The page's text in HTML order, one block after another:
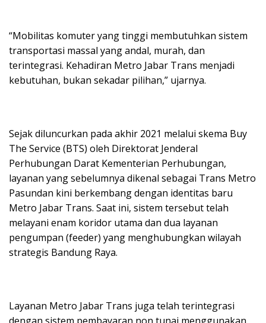
“Mobilitas komuter yang tinggi membutuhkan sistem
transportasi massal yang andal, murah, dan
terintegrasi. Kehadiran Metro Jabar Trans menjadi
kebutuhan, bukan sekadar pilihan,” ujarnya.
Sejak diluncurkan pada akhir 2021 melalui skema Buy
The Service (BTS) oleh Direktorat Jenderal
Perhubungan Darat Kementerian Perhubungan,
layanan yang sebelumnya dikenal sebagai Trans Metro
Pasundan kini berkembang dengan identitas baru
Metro Jabar Trans. Saat ini, sistem tersebut telah
melayani enam koridor utama dan dua layanan
pengumpan (feeder) yang menghubungkan wilayah
strategis Bandung Raya.
Layanan Metro Jabar Trans juga telah terintegrasi